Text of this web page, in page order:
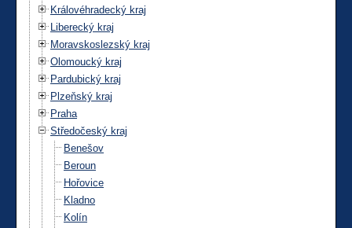
Královéhradecký kraj
Liberecký kraj
Moravskoslezský kraj
Olomoucký kraj
Pardubický kraj
Plzeňský kraj
Praha
Středočeský kraj
Benešov
Beroun
Hořovice
Kladno
Kolín